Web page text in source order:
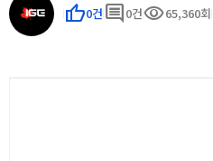
thumb_up0건 comment 0건visibility65,360회